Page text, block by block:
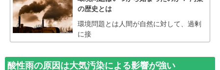
の歴史とは
環境問題とは人間が自然に対して、過剰
に接
酸性雨の原因は大気汚染による影響が強い